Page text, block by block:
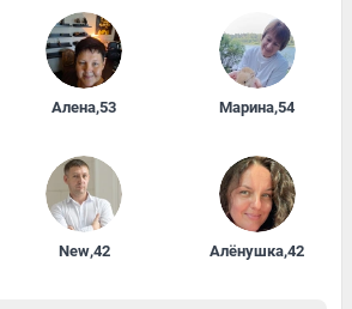
Алена,53 Марина,54
New,42 Алёнушка,42